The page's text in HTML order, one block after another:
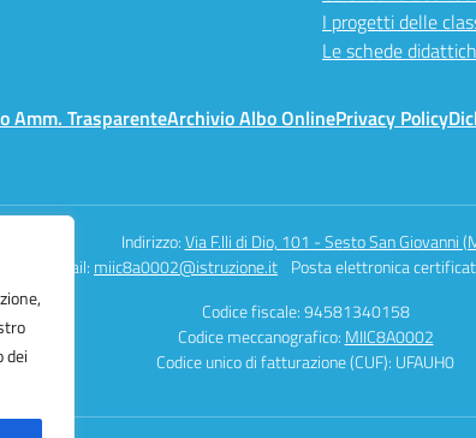
dei
I progetti delle
Le schede
Amm. TrasparenteArchivio Albo OnlinePrivacy Policy
Indirizzo:Via F.lli di Dio, 101 - Sesto San Giovanni
Email: miic8a0002@istruzione.it Posta elettronica
Codice fiscale: 94581340158
Codice meccanografico: MIIC8A0002
Codice unico di fatturazione (CUF): UFAUH0